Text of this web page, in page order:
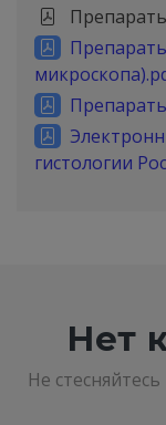
гистологии
Нет
Не